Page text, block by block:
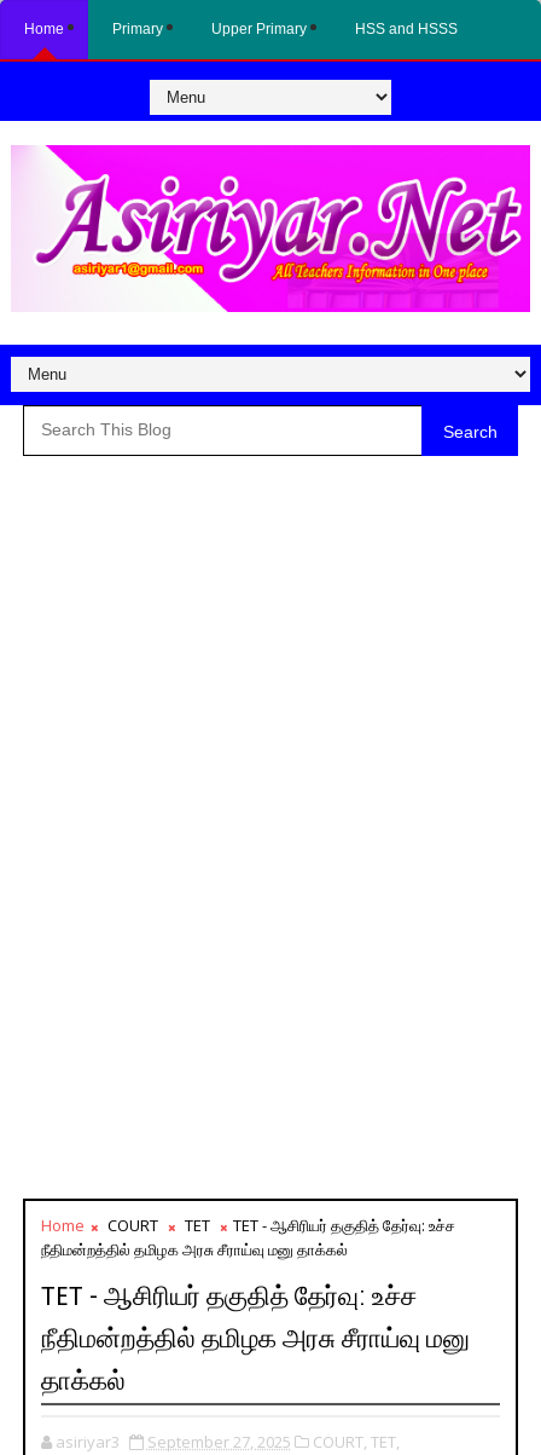
Home Primary Upper Primary HSS and HSSS
Search
Home COURT TET
TET - ஆசிரியர் தகுதித் தேர்வு: உச்ச
நீதிமன்றத்தில் தமிழக அரசு சீராய்வு மனு தாக்கல்
TET - ஆசிரியர் தகுதித் தேர்வு: உச்ச
நீதிமன்றத்தில் தமிழக அரசு சீராய்வு மனு
தாக்கல்
asiriyar3 September 27, 2025 COURT, TET,